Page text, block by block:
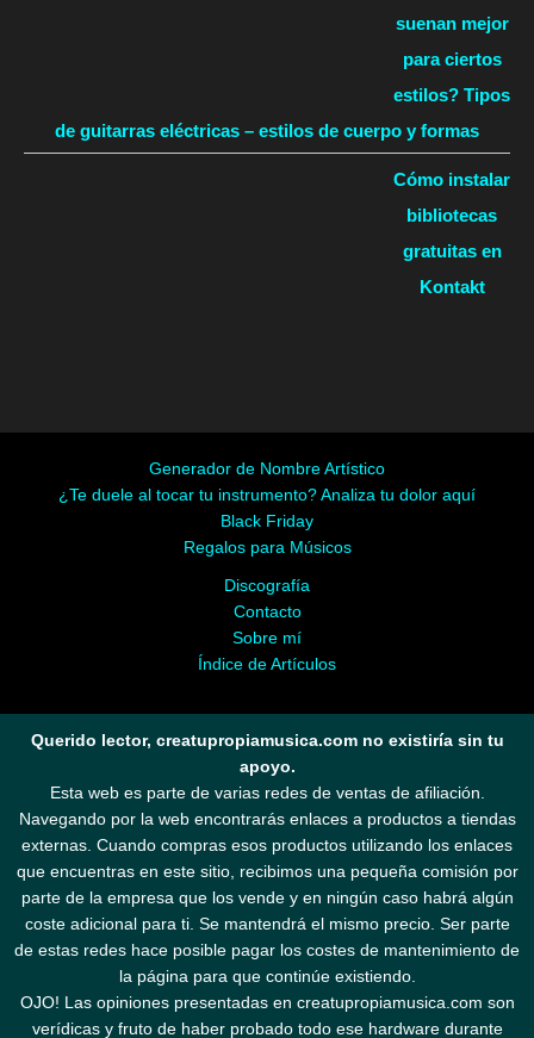
suenan mejor
para ciertos
estilos? Tipos
de guitarras eléctricas – estilos de cuerpo y formas
Cómo instalar
bibliotecas
gratuitas en
Kontakt
Generador de Nombre Artístico
¿Te duele al tocar tu instrumento? Analiza tu dolor aquí
Black Friday
Regalos para Músicos
Discografía
Contacto
Sobre mí
Índice de Artículos
Querido lector, creatupropiamusica.com no existiría sin tu
apoyo.
Esta web es parte de varias redes de ventas de afiliación.
Navegando por la web encontrarás enlaces a productos a tiendas
externas. Cuando compras esos productos utilizando los enlaces
que encuentras en este sitio, recibimos una pequeña comisión por
parte de la empresa que los vende y en ningún caso habrá algún
coste adicional para ti. Se mantendrá el mismo precio. Ser parte
de estas redes hace posible pagar los costes de mantenimiento de
la página para que continúe existiendo.
OJO! Las opiniones presentadas en creatupropiamusica.com son
verídicas y fruto de haber probado todo ese hardware durante